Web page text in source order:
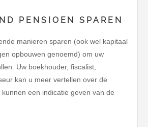
PENSIOEN SPAREN
manieren sparen (ook wel kapitaal
opbouwen genoemd) om uw
Uw boekhouder, fiscalist,
kan u meer vertellen over de
een indicatie geven van de